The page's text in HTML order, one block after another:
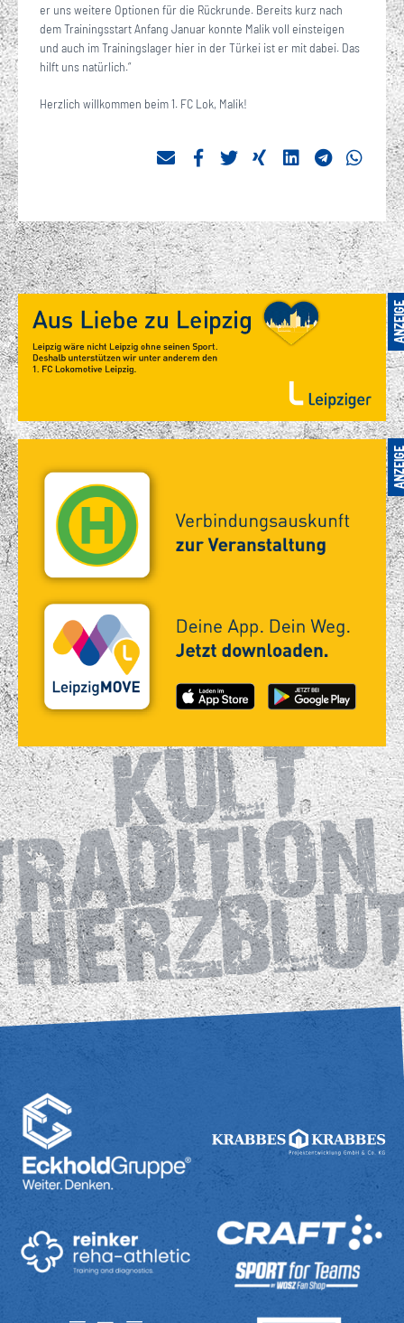
er uns weitere Optionen für die Rückrunde. Bereits kurz nach
dem Trainingsstart Anfang Januar konnte Malik voll einsteigen
und auch im Trainingslager hier in der Türkei ist er mit dabei. Das
hilft uns natürlich.“
Herzlich willkommen beim 1. FC Lok, Malik!